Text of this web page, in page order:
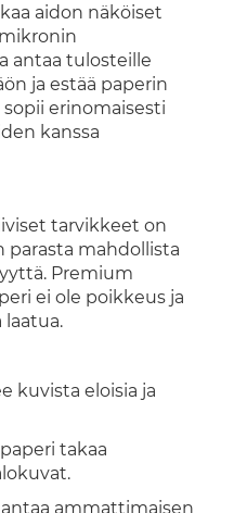
aidon näköiset
antaa tulosteille
ja estää paperin
erinomaisesti
kanssa
tarvikkeet on
mahdollista
Premium
ei ole poikkeus ja
laatua.
kuvista eloisia ja
takaa
ammattimaisen